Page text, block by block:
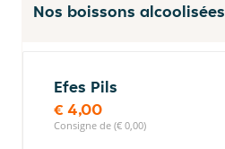
Nos boissons alcoolisées
Efes Pils
€ 4,00
Consigne de (€ 0,00)